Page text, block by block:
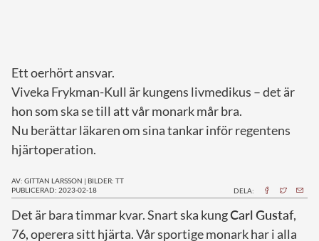
Ett oerhört ansvar.
Viveka Frykman-Kull är kungens livmedikus – det är
hon som ska se till att vår monark mår bra.
Nu berättar läkaren om sina tankar inför regentens
hjärtoperation.
AV: GITTAN LARSSON | BILDER: TT
PUBLICERAD: 2023-02-18
DELA:
Det är bara timmar kvar. Snart ska kungCarl Gustaf,
76, operera sitt hjärta. Vår sportige monark har i alla